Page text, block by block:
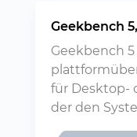
Geekbench
Geekbench
für Desktop-
der den